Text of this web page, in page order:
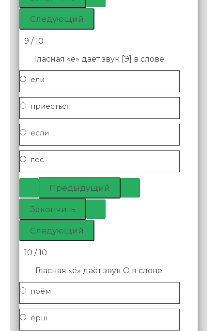
9 / 10
Гласная «е» даёт звук [Э] в слове:
ели
приесться
если
лес
10 / 10
Гласная «ё» даёт звук О в слове:
поём
ёрш